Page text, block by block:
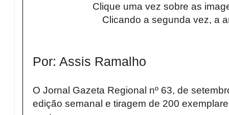
Clique uma vez sobre as
Clicando a segunda vez, a
Por: Assis Ramalho
O Jornal Gazeta Regional nº 63, de
edição semanal e tiragem de 200